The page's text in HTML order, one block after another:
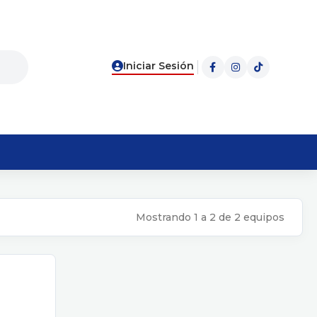
Iniciar Sesión
Mostrando 1 a 2 de 2 equipos